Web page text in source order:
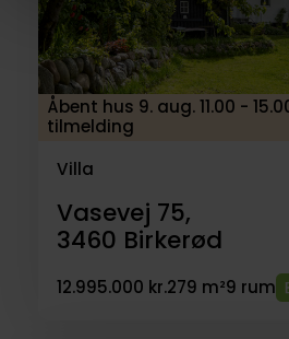
Åbent hus 9. aug. 11.00 -
tilmelding
Villa
Vasevej 75,
3460 Birkerød
12.995.000 kr.279 m²9 rum